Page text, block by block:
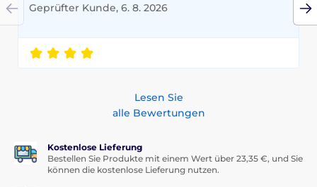
Geprüfter Kunde, 6. 8. 2026
Lesen Sie
alle Bewertungen
Kostenlose Lieferung
Bestellen Sie Produkte mit einem Wert über 23,35 €, und Sie
können die kostenlose Lieferung nutzen.